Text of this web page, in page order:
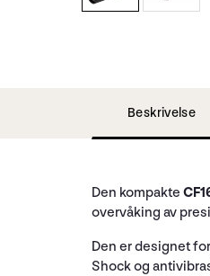
Beskrivelse
Den kompakte
overvåking av
Den er designet
Shock og